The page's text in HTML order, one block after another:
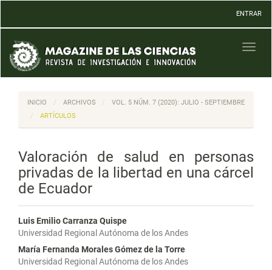
Contenido
principal
Barra
lateral
ENTRAR
INICIO ARCHIVOS
VOL. 5 NÚM. 7 (2020): JULIO - SEPTIEMBRE
ARTÍCULOS
Valoración de salud en personas
privadas de la libertad en una cárcel
de Ecuador
Luis Emilio Carranza Quispe
Universidad Regional Autónoma de los Andes
María Fernanda Morales Gómez de la Torre
Universidad Regional Autónoma de los Andes